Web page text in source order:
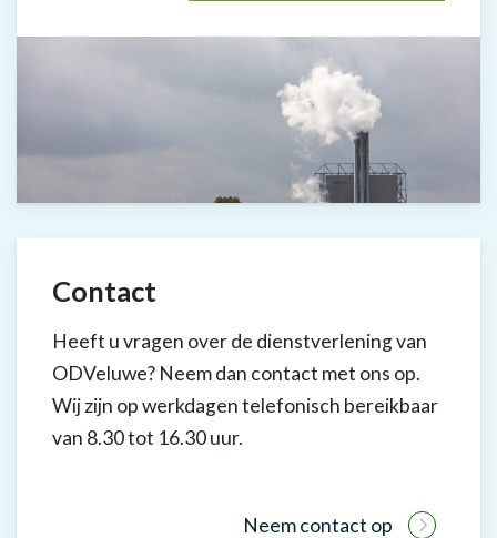
Contact
Heeft u vragen over de dienstverlening van
ODVeluwe? Neem dan contact met ons op.
Wij zijn op werkdagen telefonisch bereikbaar
van 8.30 tot 16.30 uur.
Neem contact op